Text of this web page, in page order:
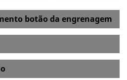
botão da engrenagem